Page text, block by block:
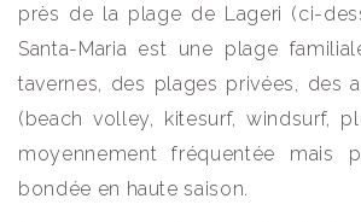
près de la plage de Lageri (ci-
Santa-Maria est une plage
tavernes, des plages privées, des
(beach volley, kitesurf, windsurf,
moyennement fréquentée mais
bondée en haute saison.